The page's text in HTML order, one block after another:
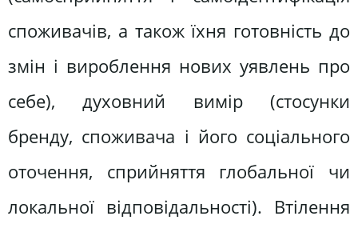
споживачів, а також їхня готовність до
змін і вироблення нових уявлень про
себе), духовний вимір (стосунки
бренду, споживача і його соціального
оточення, сприйняття глобальної чи
локальної відповідальності). Втілення